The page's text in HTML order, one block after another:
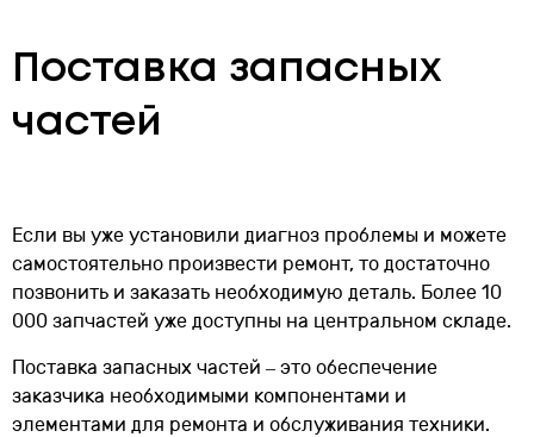
Поставка запасных
частей
Если вы уже установили диагноз проблемы и можете
самостоятельно произвести ремонт, то достаточно
позвонить и заказать необходимую деталь. Более 10
000 запчастей уже доступны на центральном складе.
Поставка запасных частей – это обеспечение
заказчика необходимыми компонентами и
элементами для ремонта и обслуживания техники.